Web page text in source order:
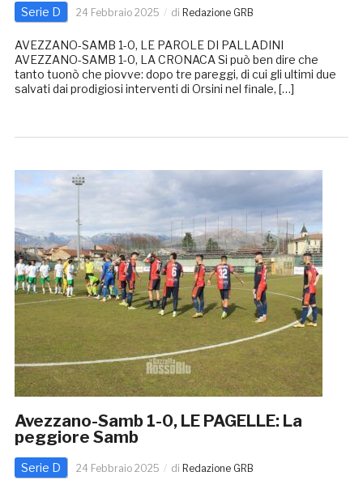
Serie D 24 Febbraio 2025 di Redazione GRB
AVEZZANO-SAMB 1-0, LE PAROLE DI PALLADINI
AVEZZANO-SAMB 1-0, LA CRONACA Si può ben dire che
tanto tuonò che piovve: dopo tre pareggi, di cui gli ultimi due
salvati dai prodigiosi interventi di Orsini nel finale, […]
Avezzano-Samb 1-0, LE PAGELLE: La
peggiore Samb
Serie D 24 Febbraio 2025 di Redazione GRB